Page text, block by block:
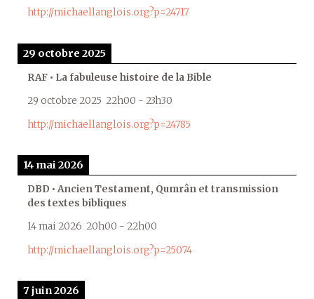
http://michaellanglois.org?p=24717
29 octobre 2025
RAF • La fabuleuse histoire de la Bible
29 octobre 2025 22h00 - 23h30
http://michaellanglois.org?p=24785
14 mai 2026
DBD • Ancien Testament, Qumrân et transmission
des textes bibliques
14 mai 2026 20h00 - 22h00
http://michaellanglois.org?p=25074
7 juin 2026